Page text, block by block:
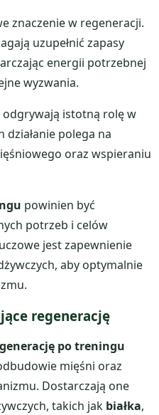
znaczenie w regeneracji.
uzupełnić zapasy
energii potrzebnej
wyzwania.
istotną rolę w
polega na
oraz wspieraniu
powinien być
potrzeb i celów
jest zapewnienie
aby optymalnie
regenerację
po treningu
mięśni oraz
Dostarczają one
takich jak białka,